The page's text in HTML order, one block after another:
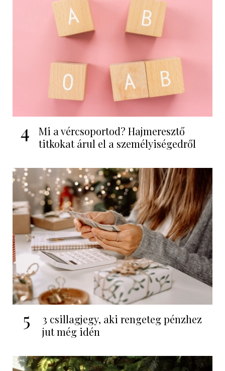
4
Mi a vércsoportod? Hajmeresztő
titkokat árul el a személyiségedről
5
3 csillagjegy, aki rengeteg pénzhez
jut még idén